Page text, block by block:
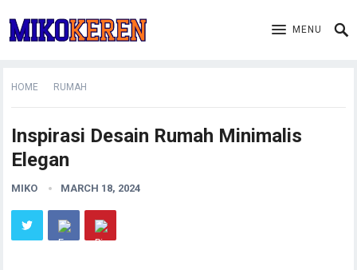
MENU
HOME RUMAH
Inspirasi Desain Rumah Minimalis
Elegan
MIKO MARCH 18, 2024